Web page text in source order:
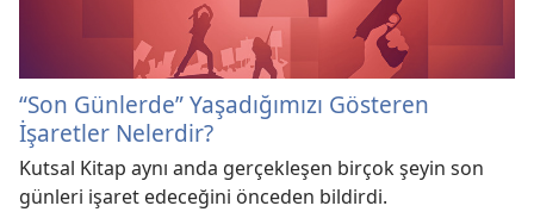
“Son Günlerde” Yaşadığımızı Gösteren
İşaretler Nelerdir?
Kutsal Kitap aynı anda gerçekleşen birçok şeyin son
günleri işaret edeceğini önceden bildirdi.